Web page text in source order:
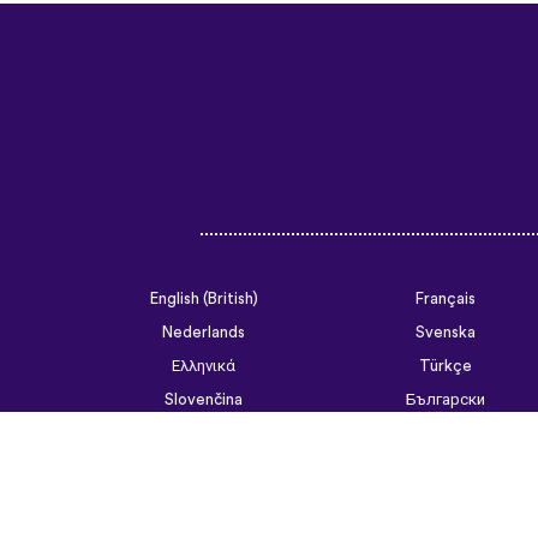
English (British)
Français
Nederlands
Svenska
Ελληνικά
Türkçe
Slovenčina
Български